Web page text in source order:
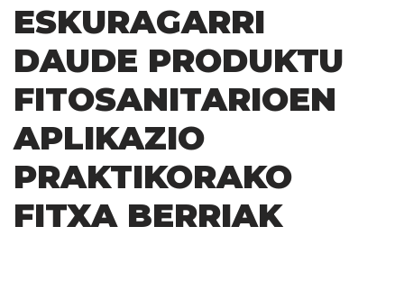
ESKURAGARRI
DAUDE PRODUKTU
FITOSANITARIOEN
APLIKAZIO
PRAKTIKORAKO
FITXA BERRIAK